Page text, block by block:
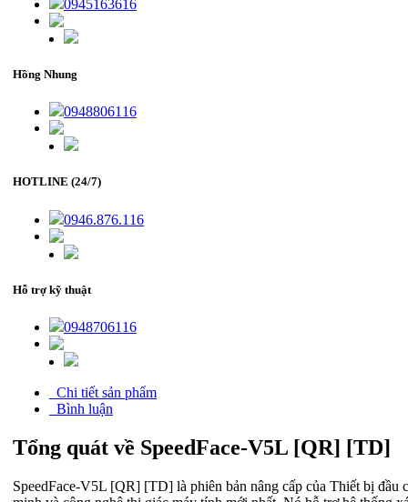
0945163616
Hồng Nhung
0948806116
HOTLINE (24/7)
0946.876.116
Hỗ trợ kỹ thuật
0948706116
Chi tiết sản phẩm
Bình luận
Tổng quát về SpeedFace-V5L [QR] [TD]
SpeedFace-V5L [QR] [TD] là phiên bản nâng cấp của Thiết bị đầu